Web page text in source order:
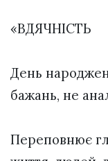
«ВДЯЧНІСТЬ
День
бажань, не
Переповнює